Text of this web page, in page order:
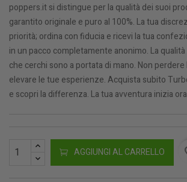
poppers.it si distingue per la qualità dei suoi
garantito originale e puro al 100%. La tua
priorità; ordina con fiducia e ricevi la tua
in un pacco completamente anonimo. La
che cerchi sono a portata di mano. Non
elevare le tue esperienze. Acquista subito
e scopri la differenza. La tua avventura inizia
AGGIUNGI AL CARRELLO